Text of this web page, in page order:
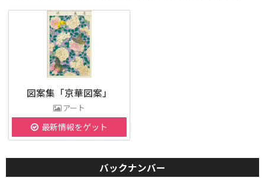
図案集「京華図案」
アート
最新情報をゲット
バックナンバー